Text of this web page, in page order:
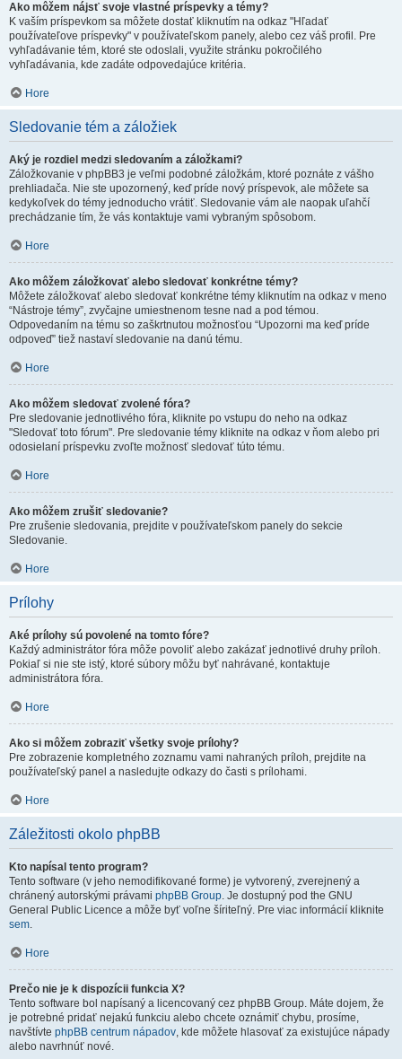
Ako môžem nájsť svoje vlastné príspevky a témy?
K vaším príspevkom sa môžete dostať kliknutím na odkaz "Hľadať
používateľove príspevky" v používateľskom panely, alebo cez váš profil. Pre
vyhľadávanie tém, ktoré ste odoslali, využite stránku pokročilého
vyhľadávania, kde zadáte odpovedajúce kritéria.
Hore
Sledovanie tém a záložiek
Aký je rozdiel medzi sledovaním a záložkami?
Záložkovanie v phpBB3 je veľmi podobné záložkám, ktoré poznáte z vášho
prehliadača. Nie ste upozornený, keď príde nový príspevok, ale môžete sa
kedykoľvek do témy jednoducho vrátiť. Sledovanie vám ale naopak uľahčí
prechádzanie tím, že vás kontaktuje vami vybraným spôsobom.
Hore
Ako môžem záložkovať alebo sledovať konkrétne témy?
Môžete záložkovať alebo sledovať konkrétne témy kliknutím na odkaz v meno
“Nástroje témy”, zvyčajne umiestnenom tesne nad a pod témou.
Odpovedaním na tému so zaškrtnutou možnosťou “Upozorni ma keď príde
odpoveď” tiež nastaví sledovanie na danú tému.
Hore
Ako môžem sledovať zvolené fóra?
Pre sledovanie jednotlivého fóra, kliknite po vstupu do neho na odkaz
"Sledovať toto fórum". Pre sledovanie témy kliknite na odkaz v ňom alebo pri
odosielaní príspevku zvoľte možnosť sledovať túto tému.
Hore
Ako môžem zrušiť sledovanie?
Pre zrušenie sledovania, prejdite v používateľskom panely do sekcie
Sledovanie.
Hore
Prílohy
Aké prílohy sú povolené na tomto fóre?
Každý administrátor fóra môže povoliť alebo zakázať jednotlivé druhy príloh.
Pokiaľ si nie ste istý, ktoré súbory môžu byť nahrávané, kontaktuje
administrátora fóra.
Hore
Ako si môžem zobraziť všetky svoje prílohy?
Pre zobrazenie kompletného zoznamu vami nahraných príloh, prejdite na
používateľský panel a nasledujte odkazy do časti s prílohami.
Hore
Záležitosti okolo phpBB
Kto napísal tento program?
Tento software (v jeho nemodifikované forme) je vytvorený, zverejnený a
chránený autorskými právami phpBB Group. Je dostupný pod the GNU
General Public Licence a môže byť voľne šíriteľný. Pre viac informácií kliknite
sem.
Hore
Prečo nie je k dispozícii funkcia X?
Tento software bol napísaný a licencovaný cez phpBB Group. Máte dojem, že
je potrebné pridať nejakú funkciu alebo chcete oznámiť chybu, prosíme,
navštívte phpBB centrum nápadov, kde môžete hlasovať za existujúce nápady
alebo navrhnúť nové.